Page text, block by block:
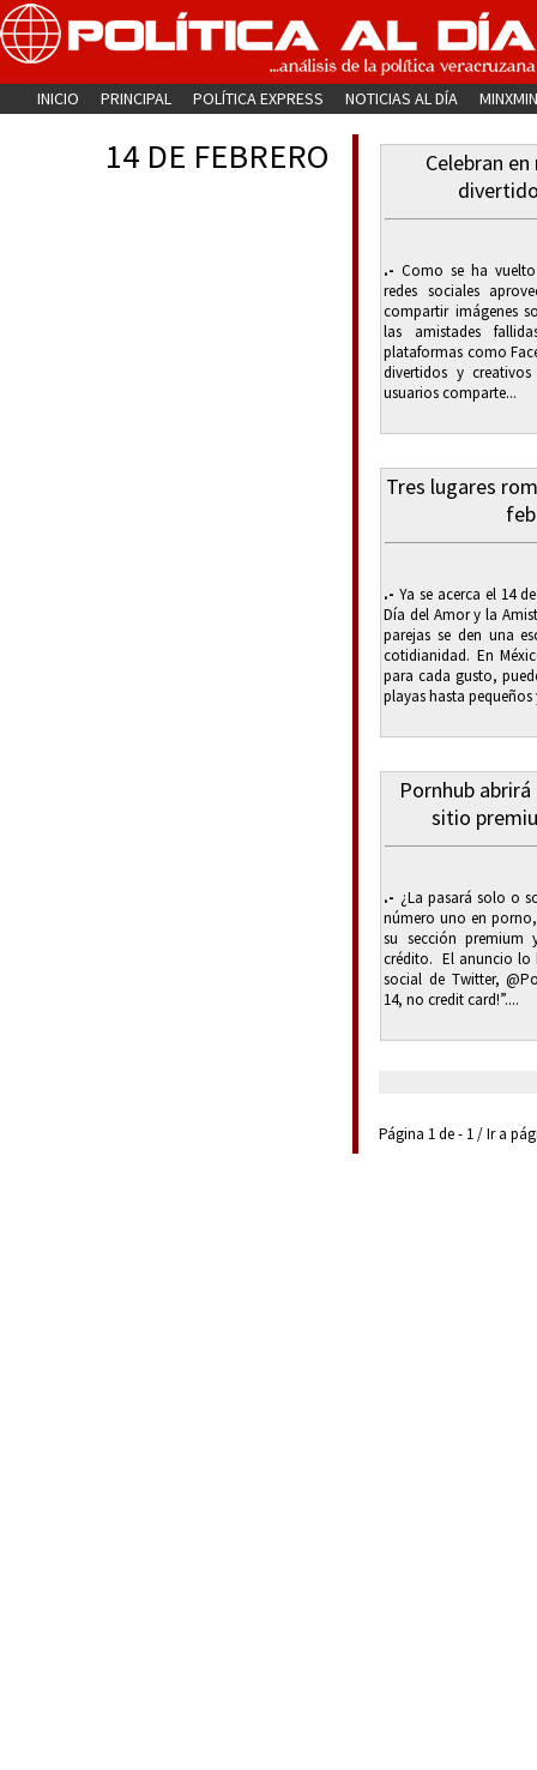
INICIO PRINCIPAL POLÍTICA EXPRESS NOTICIAS AL DÍA
14 DE FEBRERO
Celebran
.- Como se ha
redes sociales
compartir imágenes
las amistades
plataformas como
divertidos y
usuarios comparte...
Tres lugares
.- Ya se acerca el 14
Día del Amor y la
parejas se den una
cotidianidad. En
para cada gusto,
playas hasta
Pornhub
sitio
.- ¿La pasará solo o
número uno en
su sección premium
crédito. El anuncio lo
social de Twitter,
14, no credit card!”....
Página 1 de - 1 / Ir a